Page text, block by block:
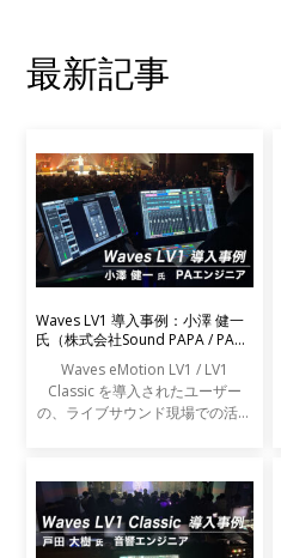
最新記事
Waves LV1 導入事例：小澤 健一
氏（株式会社Sound PAPA / PAエ
Waves eMotion LV1 / LV1
Classic を導入されたユーザー
の、ライブサウンド現場での活用